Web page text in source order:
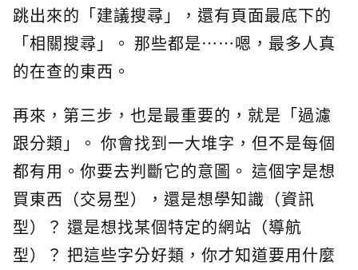
跳出來的「建議搜尋」，還有頁面最底下的
「相關搜尋」。 那些都是⋯⋯嗯，最多人真
的在查的東西。
再來，第三步，也是最重要的，就是「過濾
跟分類」。 你會找到一大堆字，但不是每個
都有用。你要去判斷它的意圖。 這個字是想
買東西（交易型），還是想學知識（資訊
型）？ 還是想找某個特定的網站（導航
型）？ 把這些字分好類，你才知道要用什麼